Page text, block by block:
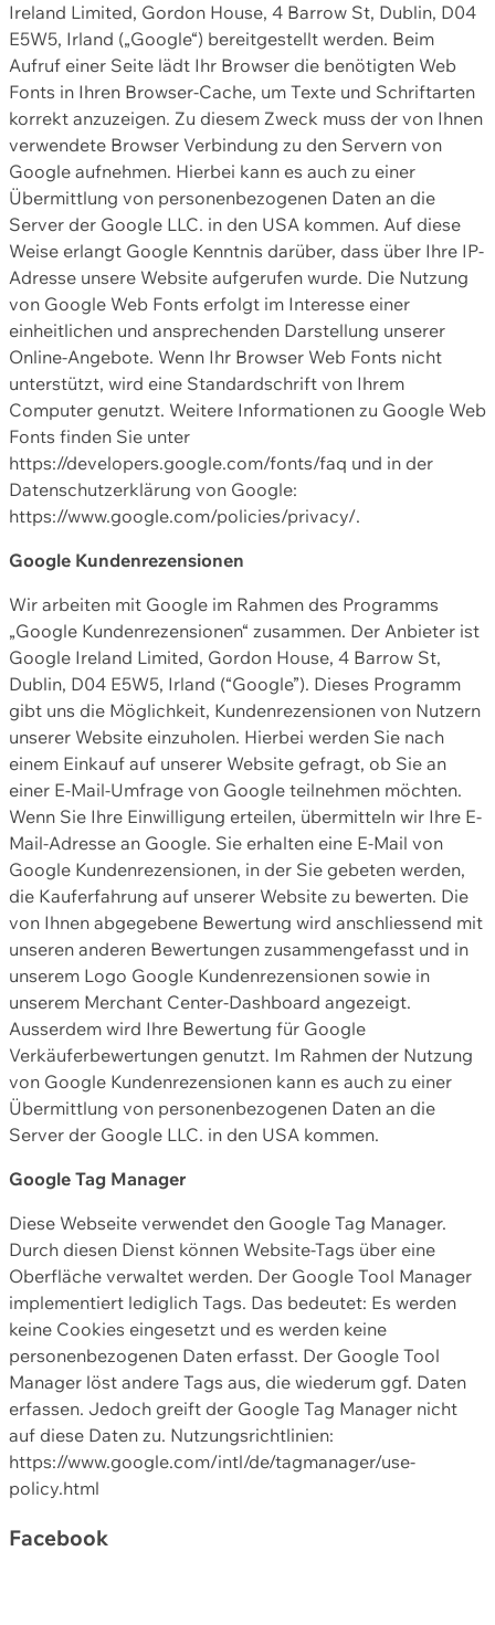
Ireland Limited, Gordon House, 4 Barrow St, Dublin, D04
E5W5, Irland („Google“) bereitgestellt werden. Beim
Aufruf einer Seite lädt Ihr Browser die benötigten Web
Fonts in Ihren Browser-Cache, um Texte und Schriftarten
korrekt anzuzeigen. Zu diesem Zweck muss der von Ihnen
verwendete Browser Verbindung zu den Servern von
Google aufnehmen. Hierbei kann es auch zu einer
Übermittlung von personenbezogenen Daten an die
Server der Google LLC. in den USA kommen. Auf diese
Weise erlangt Google Kenntnis darüber, dass über Ihre IP-
Adresse unsere Website aufgerufen wurde. Die Nutzung
von Google Web Fonts erfolgt im Interesse einer
einheitlichen und ansprechenden Darstellung unserer
Online-Angebote. Wenn Ihr Browser Web Fonts nicht
unterstützt, wird eine Standardschrift von Ihrem
Computer genutzt. Weitere Informationen zu Google Web
Fonts finden Sie unter
https://developers.google.com/fonts/faq und in der
Datenschutzerklärung von Google:
https://www.google.com/policies/privacy/.
Google Kundenrezensionen
Wir arbeiten mit Google im Rahmen des Programms
„Google Kundenrezensionen“ zusammen. Der Anbieter ist
Google Ireland Limited, Gordon House, 4 Barrow St,
Dublin, D04 E5W5, Irland (“Google”). Dieses Programm
gibt uns die Möglichkeit, Kundenrezensionen von Nutzern
unserer Website einzuholen. Hierbei werden Sie nach
einem Einkauf auf unserer Website gefragt, ob Sie an
einer E-Mail-Umfrage von Google teilnehmen möchten.
Wenn Sie Ihre Einwilligung erteilen, übermitteln wir Ihre E-
Mail-Adresse an Google. Sie erhalten eine E-Mail von
Google Kundenrezensionen, in der Sie gebeten werden,
die Kauferfahrung auf unserer Website zu bewerten. Die
von Ihnen abgegebene Bewertung wird anschliessend mit
unseren anderen Bewertungen zusammengefasst und in
unserem Logo Google Kundenrezensionen sowie in
unserem Merchant Center-Dashboard angezeigt.
Ausserdem wird Ihre Bewertung für Google
Verkäuferbewertungen genutzt. Im Rahmen der Nutzung
von Google Kundenrezensionen kann es auch zu einer
Übermittlung von personenbezogenen Daten an die
Server der Google LLC. in den USA kommen.
Google Tag Manager
Diese Webseite verwendet den Google Tag Manager.
Durch diesen Dienst können Website-Tags über eine
Oberfläche verwaltet werden. Der Google Tool Manager
implementiert lediglich Tags. Das bedeutet: Es werden
keine Cookies eingesetzt und es werden keine
personenbezogenen Daten erfasst. Der Google Tool
Manager löst andere Tags aus, die wiederum ggf. Daten
erfassen. Jedoch greift der Google Tag Manager nicht
auf diese Daten zu. Nutzungsrichtlinien:
https://www.google.com/intl/de/tagmanager/use-
policy.html
Facebook